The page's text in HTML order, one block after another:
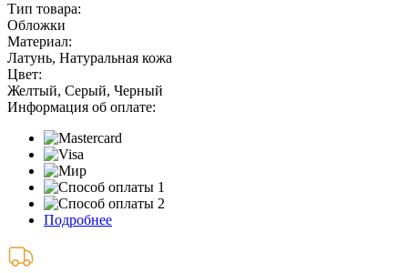
Тип товара:
Обложки
Материал:
Латунь, Натуральная кожа
Цвет:
Желтый, Серый, Черный
Информация об оплате:
Подробнее